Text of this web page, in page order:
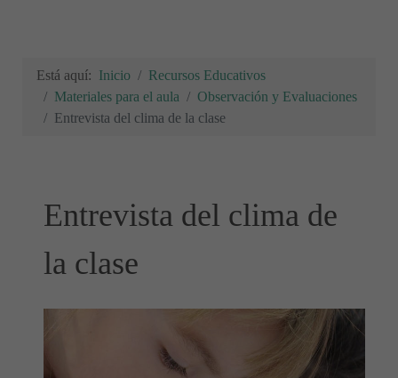
Está aquí: Inicio
Recursos Educativos
Materiales para el aula
Observación y Evaluaciones
Entrevista del clima de la clase
Entrevista del clima de
la clase